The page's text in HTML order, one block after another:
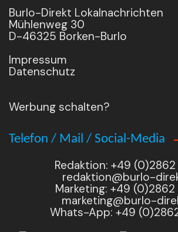
Burlo-Direkt Lokalnachrichten
Mühlenweg 30
D-46325 Borken-Burlo
Impressum
Datenschutz
Werbung schalten?
Telefon / Mail / Social-Media
Redaktion: +49 (0)2862
redaktion@burlo-
Marketing: +49 (0)2862
marketing@burlo-
Whats-App: +49